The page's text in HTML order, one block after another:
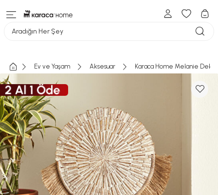
Aradığın Her Şey
Ev ve Yaşam Aksesuar Karaca Home Melanie